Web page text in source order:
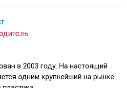
в 2003 году. На настоящий
одним крупнейший на рынке